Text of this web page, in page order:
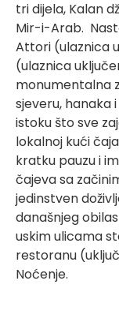
tri dijela, Kalan
Mir-i-Arab.
Attori (ulaznica
(ulaznica
monumentalna
sjeveru, hanaka
istoku što sve
lokalnoj kući
kratku pauzu i
čajeva sa
jedinstven
današnjeg
uskim ulicama
restoranu
Noćenje.